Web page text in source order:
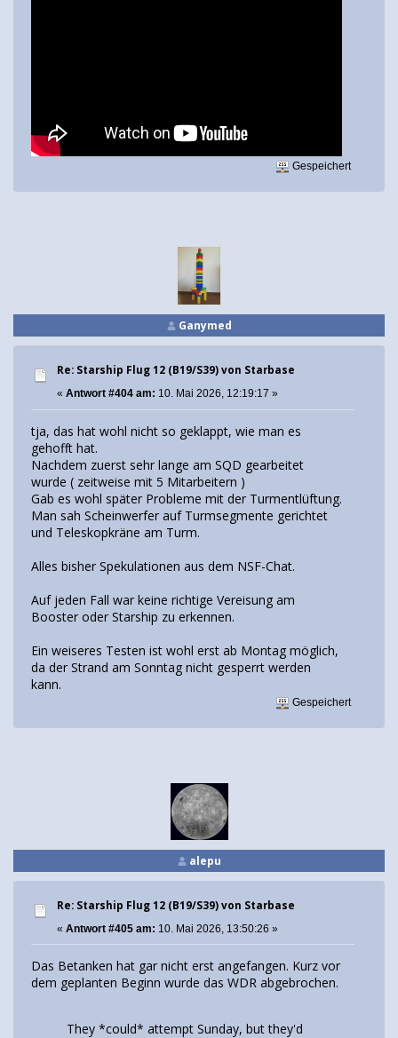
Gespeichert
Ganymed
Re: Starship Flug 12 (B19/S39) von Starbase
« Antwort #404 am: 10. Mai 2026, 12:19:17 »
tja, das hat wohl nicht so geklappt, wie man es
gehofft hat.
Nachdem zuerst sehr lange am SQD gearbeitet
wurde ( zeitweise mit 5 Mitarbeitern )
Gab es wohl später Probleme mit der Turmentlüftung.
Man sah Scheinwerfer auf Turmsegmente gerichtet
und Teleskopkräne am Turm.
Alles bisher Spekulationen aus dem NSF-Chat.
Auf jeden Fall war keine richtige Vereisung am
Booster oder Starship zu erkennen.
Ein weiseres Testen ist wohl erst ab Montag möglich,
da der Strand am Sonntag nicht gesperrt werden
kann.
Gespeichert
alepu
Re: Starship Flug 12 (B19/S39) von Starbase
« Antwort #405 am: 10. Mai 2026, 13:50:26 »
Das Betanken hat gar nicht erst angefangen. Kurz vor
dem geplanten Beginn wurde das WDR abgebrochen.
They *could* attempt Sunday, but they'd